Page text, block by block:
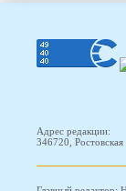
Адрес редакции:
346720,